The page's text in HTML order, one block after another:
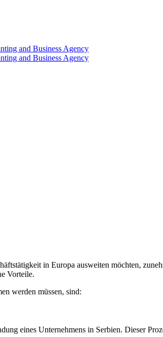
in Europa ausweiten möchten,
Vorteile.
werden müssen, sind:
eines Unternehmens in Serbien. Dieser